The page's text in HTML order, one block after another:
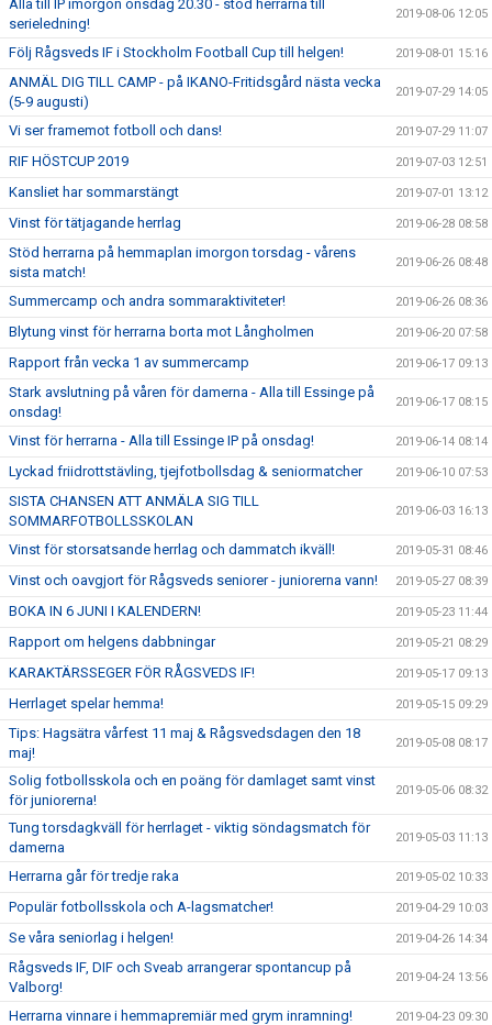
Alla till IP imorgon onsdag 20.30 - stöd herrarna till
serieledning!
2019-08-06 12:05
Följ Rågsveds IF i Stockholm Football Cup till helgen! 2019-08-01 15:16
ANMÄL DIG TILL CAMP - på IKANO-Fritidsgård nästa vecka
(5-9 augusti)
2019-07-29 14:05
Vi ser framemot fotboll och dans! 2019-07-29 11:07
RIF HÖSTCUP 2019 2019-07-03 12:51
Kansliet har sommarstängt 2019-07-01 13:12
Vinst för tätjagande herrlag 2019-06-28 08:58
Stöd herrarna på hemmaplan imorgon torsdag - vårens
sista match!
2019-06-26 08:48
Summercamp och andra sommaraktiviteter! 2019-06-26 08:36
Blytung vinst för herrarna borta mot Långholmen 2019-06-20 07:58
Rapport från vecka 1 av summercamp 2019-06-17 09:13
Stark avslutning på våren för damerna - Alla till Essinge på
onsdag!
2019-06-17 08:15
Vinst för herrarna - Alla till Essinge IP på onsdag! 2019-06-14 08:14
Lyckad friidrottstävling, tjejfotbollsdag & seniormatcher 2019-06-10 07:53
SISTA CHANSEN ATT ANMÄLA SIG TILL
SOMMARFOTBOLLSSKOLAN
2019-06-03 16:13
Vinst för storsatsande herrlag och dammatch ikväll! 2019-05-31 08:46
Vinst och oavgjort för Rågsveds seniorer - juniorerna vann! 2019-05-27 08:39
BOKA IN 6 JUNI I KALENDERN! 2019-05-23 11:44
Rapport om helgens dabbningar 2019-05-21 08:29
KARAKTÄRSSEGER FÖR RÅGSVEDS IF! 2019-05-17 09:13
Herrlaget spelar hemma! 2019-05-15 09:29
Tips: Hagsätra vårfest 11 maj & Rågsvedsdagen den 18
maj!
2019-05-08 08:17
Solig fotbollsskola och en poäng för damlaget samt vinst
för juniorerna!
2019-05-06 08:32
Tung torsdagkväll för herrlaget - viktig söndagsmatch för
damerna
2019-05-03 11:13
Herrarna går för tredje raka 2019-05-02 10:33
Populär fotbollsskola och A-lagsmatcher! 2019-04-29 10:03
Se våra seniorlag i helgen! 2019-04-26 14:34
Rågsveds IF, DIF och Sveab arrangerar spontancup på
Valborg!
2019-04-24 13:56
Herrarna vinnare i hemmapremiär med grym inramning! 2019-04-23 09:30